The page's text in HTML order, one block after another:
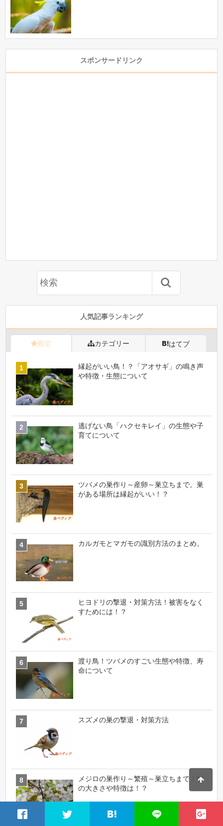
スポンサードリンク
人気記事ランキング
殿堂 カテゴリー はてブ
縁起がいい鳥！？「アオサギ」の鳴き声
や特徴・生態について
逃げない鳥「ハクセキレイ」の生態や子
育てについて
ツバメの巣作り～産卵～巣立ちまで。巣
がある場所は縁起がいい！？
カルガモとマガモの識別方法のまとめ。
ヒヨドリの撃退・対策方法！被害をなく
すためには！？
渡り鳥！ツバメのすごい生態や特徴、寿
命について
スズメの巣の撃退・対策方法
メジロの巣作り～繁殖～巣立ちまで！卵
の大きさや特徴は！？